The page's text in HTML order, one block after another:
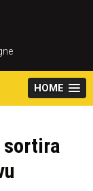
HOME
sortira